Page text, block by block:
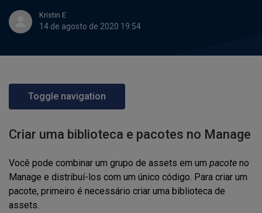
Kristin E
14 de agosto de 2020 19:54
Toggle navigation
Criar uma biblioteca e pacotes no Manage
Você pode combinar um grupo de assets em um pacote no
Manage e distribuí-los com um único código. Para criar um
pacote, primeiro é necessário criar uma biblioteca de
assets.